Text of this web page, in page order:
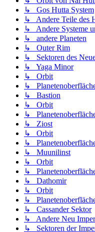
↳ Gos Hutta System
↳ Andere Teile des
↳ Andere Systeme
↳ andere Planeten
↳ Outer Rim
↳ Sektoren des
↳ Yaga Minor
↳ Orbit
↳
↳ Bastion
↳ Orbit
↳
↳ Ziost
↳ Orbit
↳
↳ Muunilinst
↳ Orbit
↳
↳ Dathomir
↳ Orbit
↳
↳ Cassander Sektor
↳ Andere Neu
↳ Sektoren der